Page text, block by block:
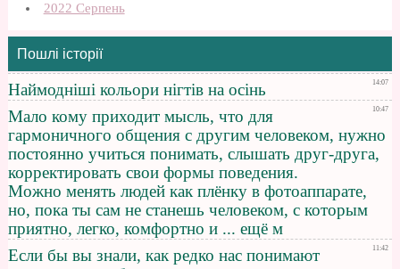
2022 Серпень
Пошлі історії